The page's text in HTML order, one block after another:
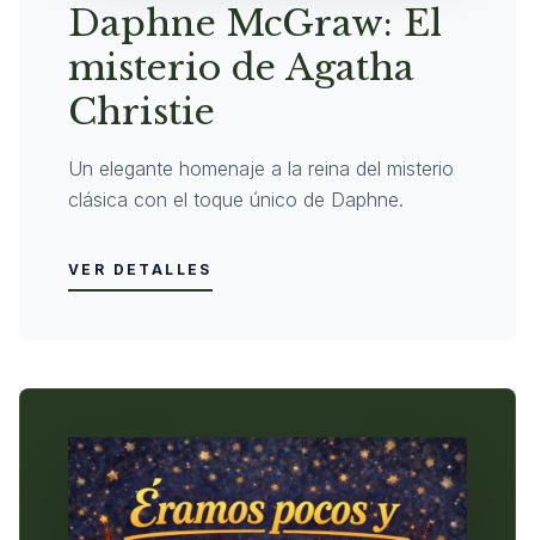
Daphne McGraw: El
misterio de Agatha
Christie
Un elegante homenaje a la reina del misterio
clásica con el toque único de Daphne.
VER DETALLES